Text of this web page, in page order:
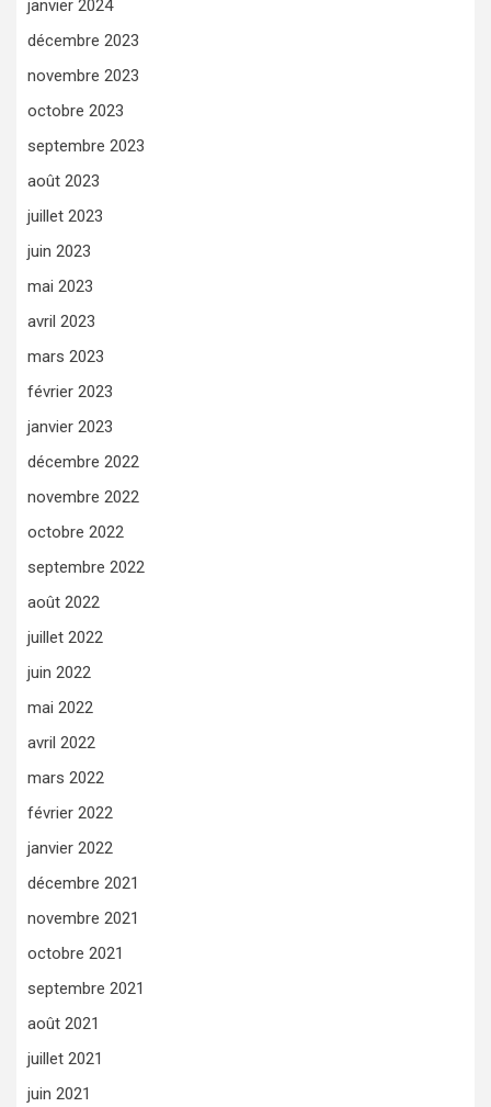
janvier 2024
décembre 2023
novembre 2023
octobre 2023
septembre 2023
août 2023
juillet 2023
juin 2023
mai 2023
avril 2023
mars 2023
février 2023
janvier 2023
décembre 2022
novembre 2022
octobre 2022
septembre 2022
août 2022
juillet 2022
juin 2022
mai 2022
avril 2022
mars 2022
février 2022
janvier 2022
décembre 2021
novembre 2021
octobre 2021
septembre 2021
août 2021
juillet 2021
juin 2021